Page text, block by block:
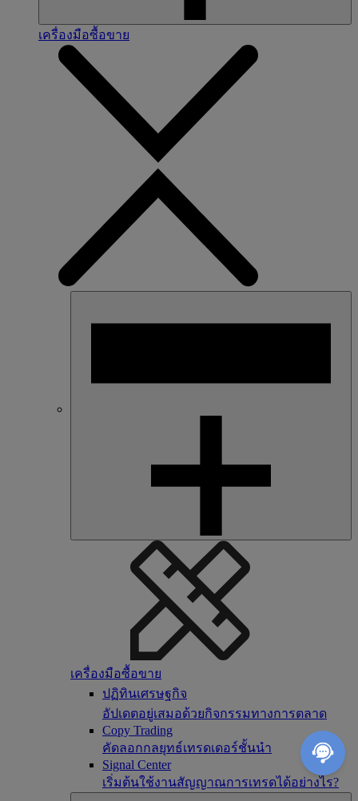
เครื่องมือซื้อขาย
เครื่องมือซื้อขาย
ปฏิทินเศรษฐกิจ
อัปเดตอยู่เสมอด้วยกิจกรรมทางการตลาด
Copy Trading
คัดลอกกลยุทธ์เทรดเดอร์ชั้นนำ
Signal Center
เริ่มต้นใช้งานสัญญาณการเทรดได้อย่างไร?